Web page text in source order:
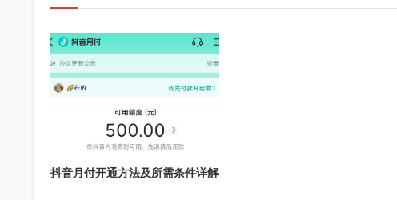
​抖音月付开通方法及所需条件详解